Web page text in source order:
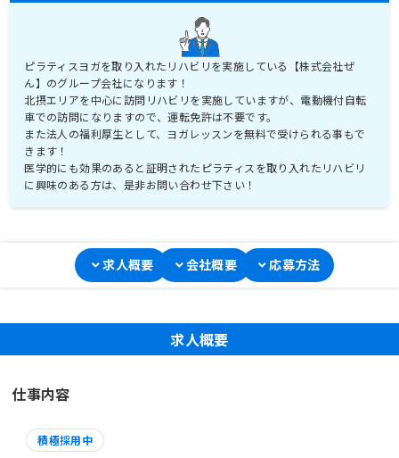
ピラティスヨガを取り入れたリハビリを実施している【株式会社ぜ
ん】のグループ会社になります！
北摂エリアを中心に訪問リハビリを実施していますが、電動機付自転
車での訪問になりますので、運転免許は不要です。
また法人の福利厚生として、ヨガレッスンを無料で受けられる事もで
きます！
医学的にも効果のあると証明されたピラティスを取り入れたリハビリ
に興味のある方は、是非お問い合わせ下さい！
求人概要 会社概要 応募方法
求人概要
仕事内容
積極採用中